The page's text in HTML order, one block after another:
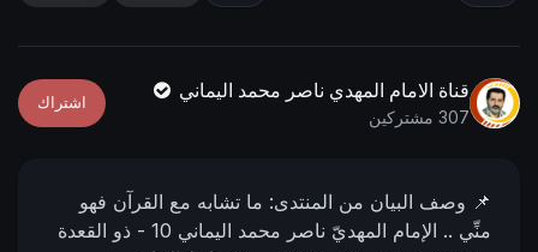
g
f
u
l
قناة الامام المهدي ناصر محمد اليماني
307 مشتركين
اشتراك
📌 وصف البیان من المنتدى: ما تشابه مع القرآن فهو
منِّي .. الإمام المهديّ ناصر محمد اليماني
10 - ذو القعدة